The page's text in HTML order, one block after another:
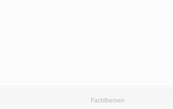
Fachthemen